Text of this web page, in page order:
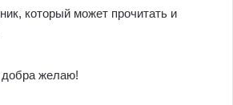
который может прочитать и
желаю!